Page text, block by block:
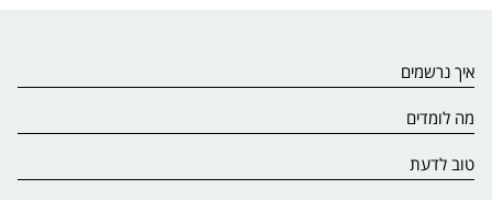
איך נרשמים
מה לומדים
טוב לדעת